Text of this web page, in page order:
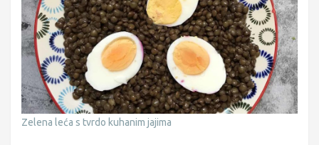
Zelena leća s tvrdo kuhanim jajima